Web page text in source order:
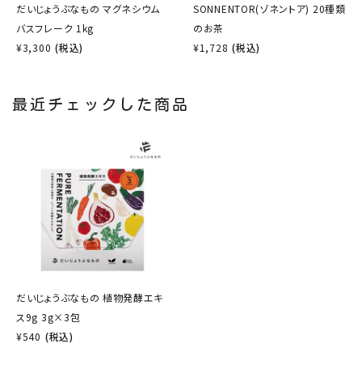
だいじょうぶなもの マグネシウム
バスフレーク 1kg
¥3,300 (税込)
SONNENTOR(ゾネントア) 20種類
のお茶
¥1,728 (税込)
最近チェックした商品
だいじょうぶなもの 植物発酵エキ
ス9g 3g×3包
¥540 (税込)